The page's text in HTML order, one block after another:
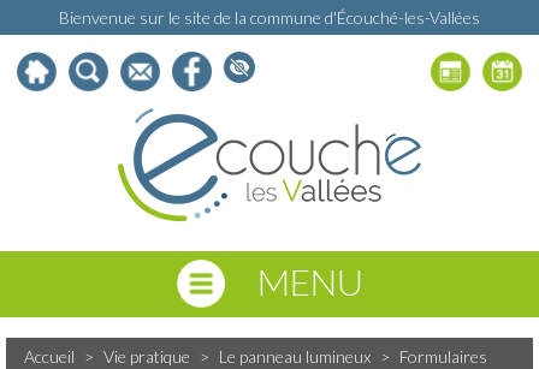
Bienvenue sur le site de la commune d'Écouché-les-Vallées
MENU
Accueil > Vie pratique > Le panneau lumineux > Formulaires